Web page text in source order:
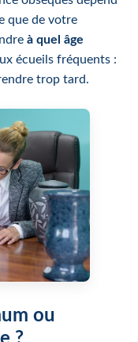
que de votre
à quel âge
écueils fréquents :
trop tard.
ou